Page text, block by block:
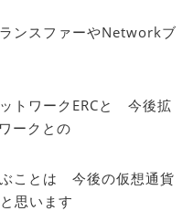
ンスファーやNetworkブ
トワークERCと 今後拡
ークとの
ことは 今後の仮想通貨
思います